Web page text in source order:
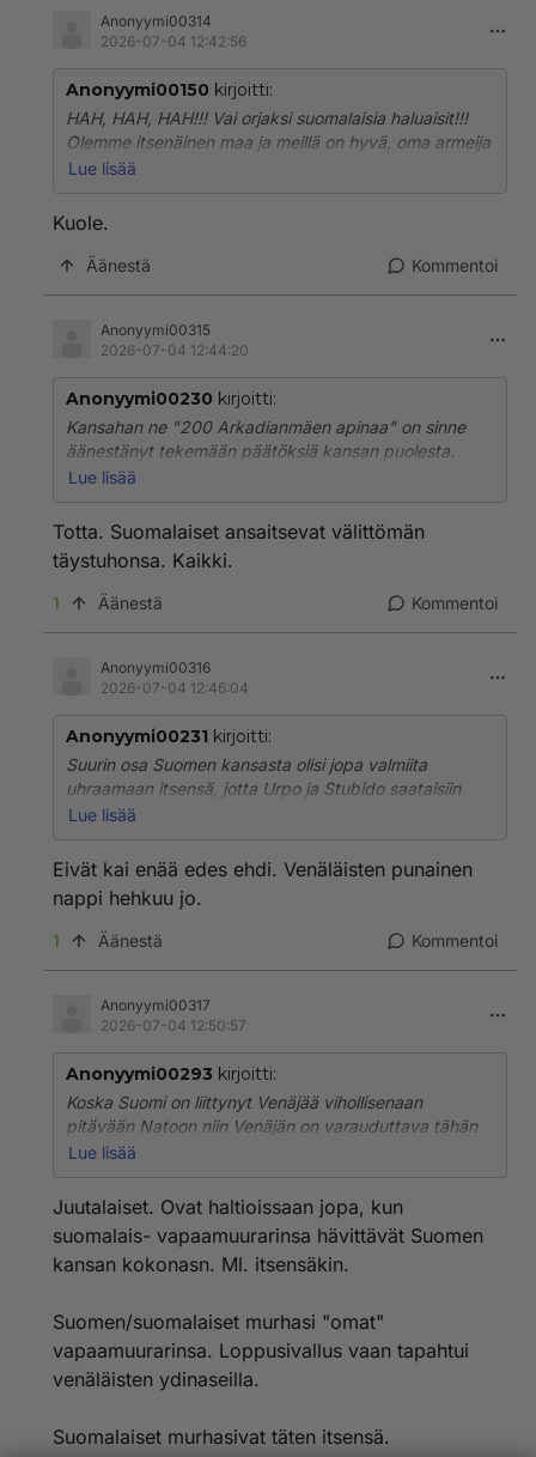
Anonyymi00314
2026-07-04 12:42:56
Anonyymi00150 kirjoitti:
HAH, HAH, HAH!!! Vai orjaksi suomalaisia haluaisit!!!
Olemme itsenäinen maa ja meillä on hyvä, oma armeija
ja lisäksi meillä on NATON suoja olemassa! Taitaa
tuo hyökkäys Ukrainaan osoita oikein minkäänlaisia
Sukulaiskansa on taitava kehittämään aina vain
kotimaahansa, rampoja taitavat kaikki olla!!
Lue lisää
Kuole.
Äänestä Kommentoi
Anonyymi00315
2026-07-04 12:44:20
Anonyymi00230 kirjoitti:
Kansahan ne "200 Arkadianmäen apinaa" on sinne
äänestänyt tekemään päätöksiä kansan puolesta.
tyhmempi kuin edustajansa kun on sellaiset "200
turha ruikuttaminen
ja ymmärrä, että siihen on tyytyminen kun kansa ei
osaa virheettömiä kaiken aina oikein osaavia edustajia
Lue lisää
Totta. Suomalaiset ansaitsevat välittömän
täystuhonsa. Kaikki.
1 Äänestä Kommentoi
Anonyymi00316
2026-07-04 12:46:04
Anonyymi00231 kirjoitti:
Suurin osa Suomen kansasta olisi jopa valmiita
uhraamaan itsensä, jotta Urpo ja Stubido saataisiin
poistettua. Mutta suurin osa varmaan haluaisi nähdä
helpolla jossain ohjusiskussa.
Lue lisää
Eivät kai enää edes ehdi. Venäläisten punainen
nappi hehkuu jo.
1 Äänestä Kommentoi
Anonyymi00317
2026-07-04 12:50:57
Anonyymi00293 kirjoitti:
Koska Suomi on liittynyt Venäjää vihollisenaan
pitävään Natoon niin Venäjän on varauduttava tähän
sotaliiton arvaamattomaan käytökseen.
tuhoutuminen on täysin mahdollista. Ei tarvitse kuin
lähettää joku ohjus tai vastaava Pietaria kohden ja
vasteaika on äärimmäisen pieni niin vastaisku lähtee
siltä istumalta. Suomesta jää vain säteilevä paskakasa.
Mahtaa orpo, Mariini ja Stupido olla tyytyväisiä kun
ovat saaneet Suomen muutettua tulevaksi
taistelukentäksi kaukana EUn suurista maista. Myös
USAlle Suomi kelpaa mainiosti taistelukentän rooliin.
Natoon liittymisen jälkeen meille toitotetaan
Lue lisää
Juutalaiset. Ovat haltioissaan jopa, kun
suomalais- vapaamuurarinsa hävittävät Suomen
kansan kokonasn. Ml. itsensäkin.
Suomen/suomalaiset murhasi "omat"
vapaamuurarinsa. Loppusivallus vaan tapahtui
venäläisten ydinaseilla.
Suomalaiset murhasivat täten itsensä.